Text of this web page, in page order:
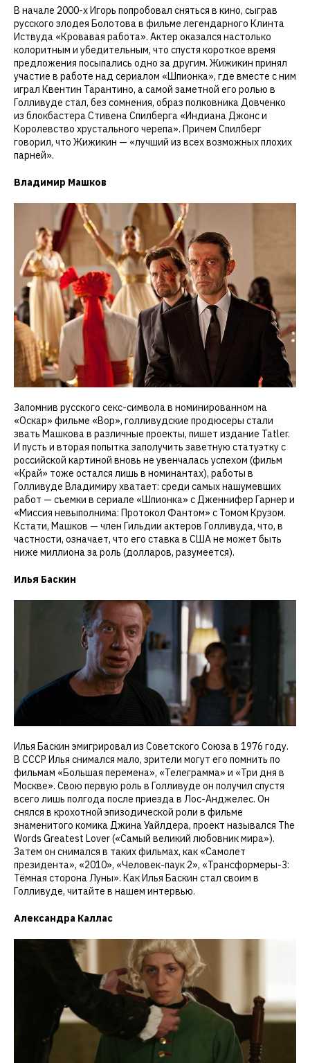
В начале 2000-х Игорь попробовал сняться в кино, сыграв
русского злодея Болотова в фильме легендарного Клинта
Иствуда «Кровавая работа». Актер оказался настолько
колоритным и убедительным, что спустя короткое время
предложения посыпались одно за другим. Жижикин принял
участие в работе над сериалом «Шпионка», где вместе с ним
играл Квентин Тарантино, а самой заметной его ролью в
Голливуде стал, без сомнения, образ полковника Довченко
из блокбастера Стивена Спилберга «Индиана Джонс и
Королевство хрустального черепа». Причем Спилберг
говорил, что Жижикин — «лучший из всех возможных плохих
парней».
Владимир Машков
Запомнив русского секс-символа в номинированном на
«Оскар» фильме «Вор», голливудские продюсеры стали
звать Машкова в различные проекты, пишет издание Tatler.
И пусть и вторая попытка заполучить заветную статуэтку с
российской картиной вновь не увенчалась успехом (фильм
«Край» тоже остался лишь в номинантах), работы в
Голливуде Владимиру хватает: среди самых нашумевших
работ — съемки в сериале «Шпионка» с Дженнифер Гарнер и
«Миссия невыполнима: Протокол Фантом» с Томом Крузом.
Кстати, Машков — член Гильдии актеров Голливуда, что, в
частности, означает, что его ставка в США не может быть
ниже миллиона за роль (долларов, разумеется).
Илья Баскин
Илья Баскин эмигрировал из Советского Союза в 1976 году.
В СССР Илья снимался мало, зрители могут его помнить по
фильмам «Большая перемена», «Телеграмма» и «Три дня в
Москве». Свою первую роль в Голливуде он получил спустя
всего лишь полгода после приезда в Лос-Анджелес. Он
снялся в крохотной эпизодической роли в фильме
знаменитого комика Джина Уайлдера, проект назывался The
Words Greatest Lover («Самый великий любовник мира»).
Затем он снимался в таких фильмах, как «Самолет
президента», «2010», «Человек-паук 2», «Трансформеры-3:
Тёмная сторона Луны». Как Илья Баскин стал своим в
Голливуде, читайте в нашем интервью.
Александра Каллас